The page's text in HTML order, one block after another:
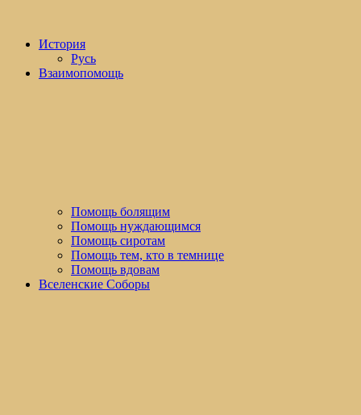
История
Русь
Взаимопомощь
Помощь болящим
Помощь нуждающимся
Помощь сиротам
Помощь тем, кто в темнице
Помощь вдовам
Вселенские Соборы